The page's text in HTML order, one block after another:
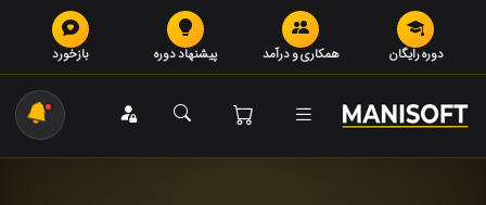
دوره رایگان همکاری و درآمد پیشنهاد دوره بازخورد